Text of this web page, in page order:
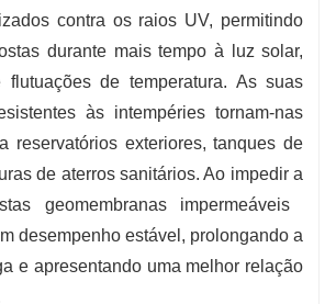
contra os raios UV, permitindo
durante mais tempo à luz solar,
flutuações de temperatura. As suas
às intempéries tornam-nas
reservatórios exteriores, tanques de
de aterros sanitários. Ao impedir a
geomembranas impermeáveis
desempenho estável, prolongando a
e apresentando uma melhor relação